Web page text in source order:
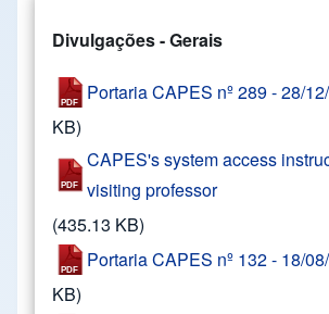
Divulgações - Gerais
Portaria CAPES nº 289 - 28/
KB)
CAPES's system access
visiting professor
(435.13 KB)
Portaria CAPES nº 132 - 18/
KB)